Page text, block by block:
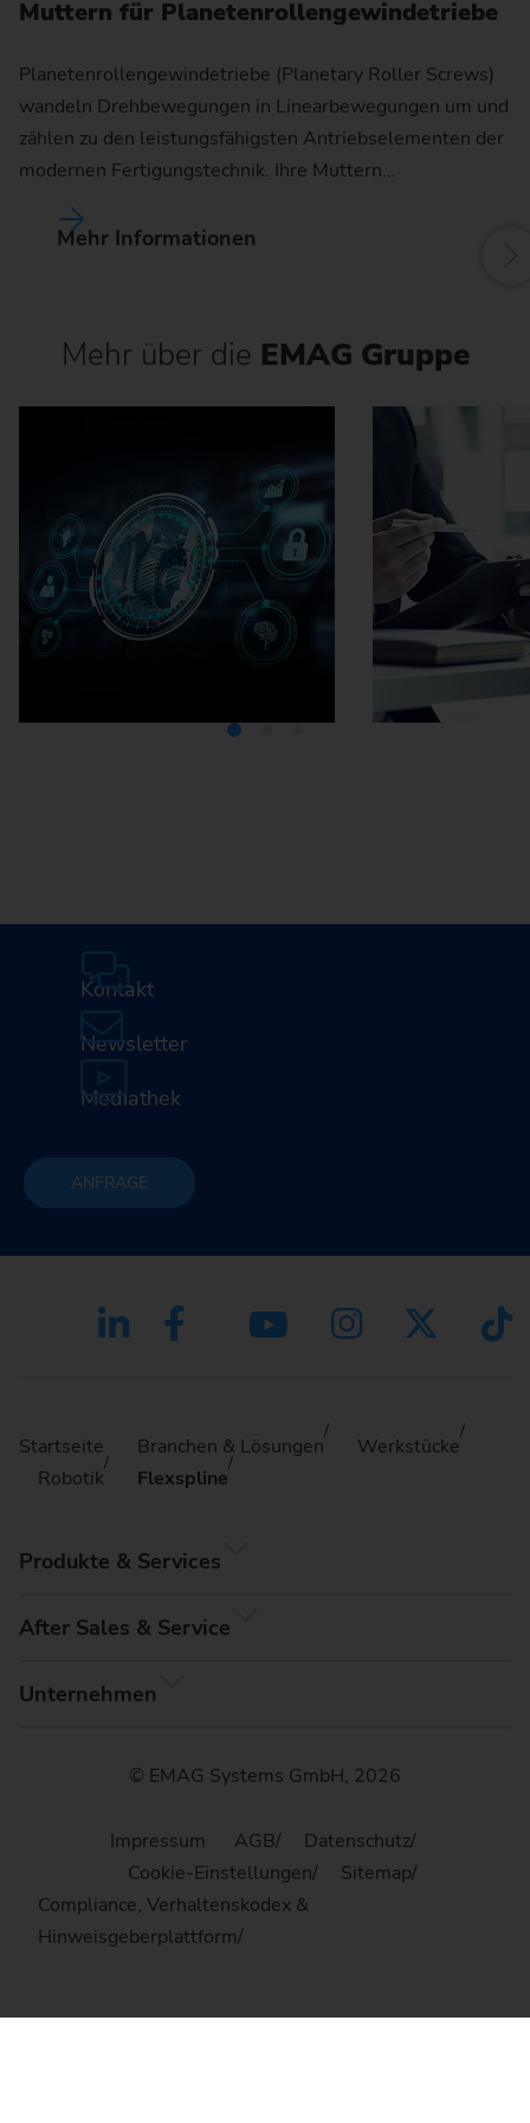
Muttern für Planetenrollengewindetriebe
Planetenrollengewindetriebe (Planetary Roller Screws)
wandeln Drehbewegungen in Linearbewegungen um und
zählen zu den leistungsfähigsten Antriebselementen der
modernen Fertigungstechnik. Ihre Muttern…
Mehr Informationen
Mehr über die EMAG Gruppe
Kontakt
Newsletter
Mediathek
ANFRAGE
Startseite Branchen & Lösungen
Werkstücke
Robotik
Flexspline
Produkte & Services
After Sales & Service
Unternehmen
© EMAG Systems GmbH, 2026
Impressum AGB
Datenschutz
Cookie-Einstellungen
Sitemap
Compliance, Verhaltenskodex &
Hinweisgeberplattform